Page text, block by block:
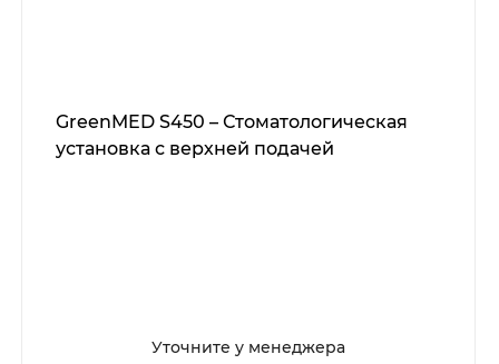
GreenMED S450 – Стоматологическая
установка с верхней подачей
Уточните у менеджера